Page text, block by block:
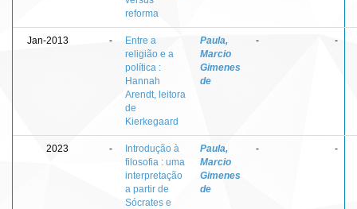
reforma
Jan-2013 -
Entre a
religião e a
política :
Hannah
Arendt, leitora
de
Kierkegaard
Paula,
Marcio
Gimenes
de
- -
2023 -
Introdução à
filosofia : uma
interpretação
a partir de
Sócrates e
Paula,
Marcio
Gimenes
de
- -